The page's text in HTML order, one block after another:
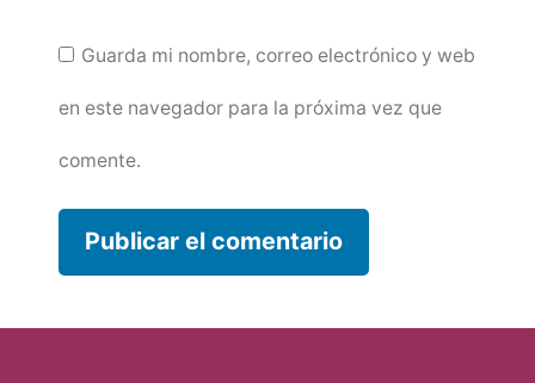
Guarda mi nombre, correo electrónico y web
en este navegador para la próxima vez que
comente.